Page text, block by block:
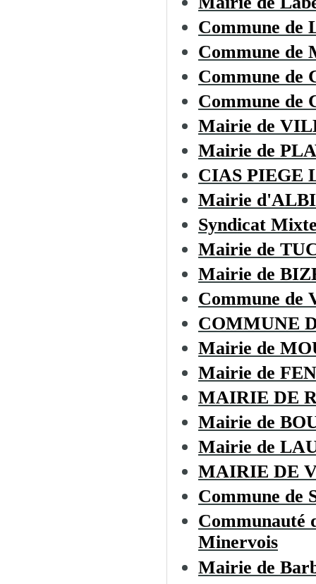
Commune
Commune de
Commune de
Commune de
Mairie de
Mairie de
CIAS PIEGE
Mairie
Syndicat
Mairie de
Mairie de
Commune
COMMUNE
Mairie de
Mairie de
MAIRIE DE
Mairie de
Mairie de
MAIRIE DE
Commune de
Communauté
Minervois
Mairie de